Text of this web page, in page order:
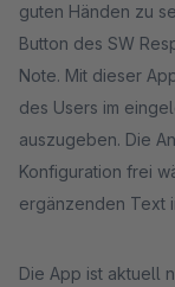
guten Händen zu
Button des SW
Note. Mit dieser
des Users im
auszugeben. Die
Konfiguration frei
ergänzenden Text
Die App ist aktuell